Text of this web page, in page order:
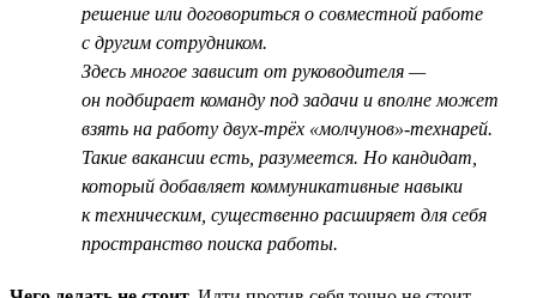
решение или договориться о совместной работе
с другим сотрудником.
Здесь многое зависит от руководителя —
он подбирает команду под задачи и вполне может
взять на работу двух-трёх «молчунов»-технарей.
Такие вакансии есть, разумеется. Но кандидат,
который добавляет коммуникативные навыки
к техническим, существенно расширяет для себя
пространство поиска работы.